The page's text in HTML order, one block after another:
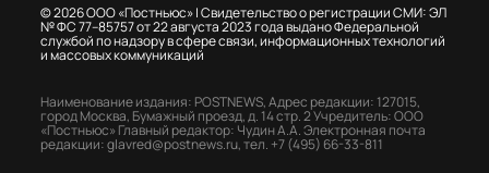
© 2026 ООО «Постньюс» |Свидетельство о регистрации СМИ: ЭЛ
№ ФС 77–85757 от 22 августа 2023 года выдано Федеральной
службой по надзору в сфере связи, информационных технологий
и массовых коммуникаций
Наименование издания: POSTNEWS,Адрес редакции: 127015,
город Москва, Бумажный проезд, д. 14 стр. 2Учредитель: ООО
«Постньюс» Главный редактор: Чудин А.А.Электронная почта
редакции:glavred@postnews.ru,тел. +7 (495) 66-33-811